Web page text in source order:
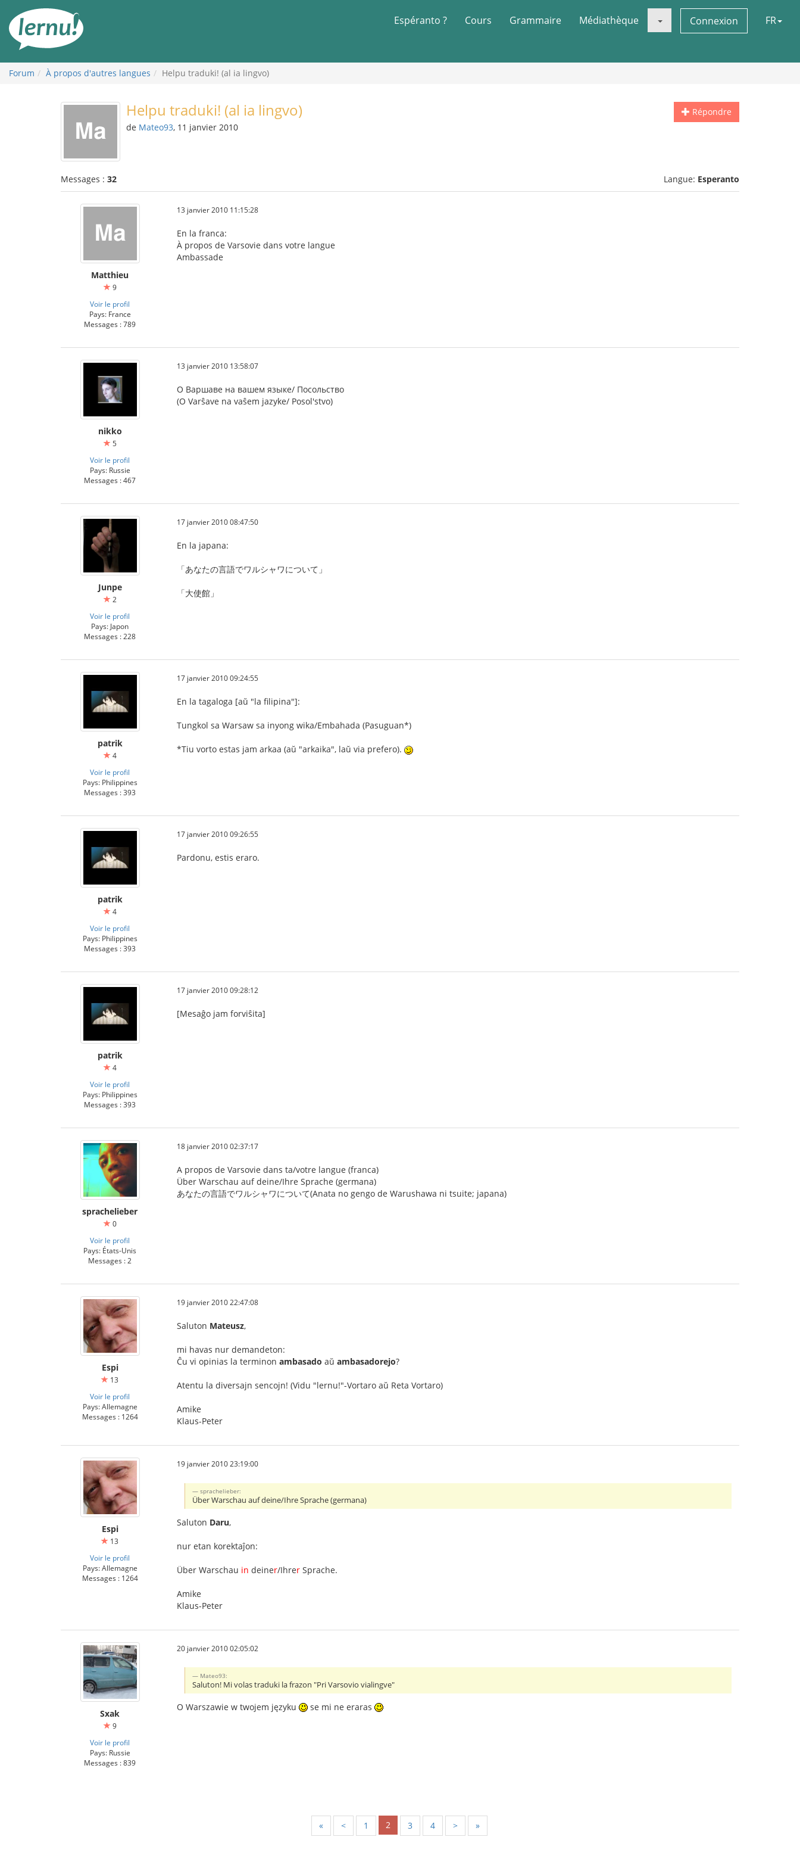
contenu
Espéranto ? Cours Grammaire Médiathèque Connexion FR
Forum À propos d'autres langues Helpu traduki! (al ia lingvo)
Répondre
Helpu traduki! (al ia lingvo)
de Mateo93, 11 janvier 2010
Messages : 32 Langue: Esperanto
Matthieu
9
Voir le profil
Pays: France
Messages : 789
13 janvier 2010 11:15:28
En la franca:
À propos de Varsovie dans votre langue
Ambassade
nikko
5
Voir le profil
Pays: Russie
Messages : 467
13 janvier 2010 13:58:07
О Варшаве на вашем языке/ Посольство
(O Varŝave na vaŝem jazyke/ Posol'stvo)
Junpe
2
Voir le profil
Pays: Japon
Messages : 228
17 janvier 2010 08:47:50
En la japana:
「あなたの言語でワルシャワについて」
「大使館」
patrik
4
Voir le profil
Pays: Philippines
Messages : 393
17 janvier 2010 09:24:55
En la tagaloga [aŭ "la filipina"]:
Tungkol sa Warsaw sa inyong wika/Embahada (Pasuguan*)
*Tiu vorto estas jam arkaa (aŭ "arkaika", laŭ via prefero).
patrik
4
Voir le profil
Pays: Philippines
Messages : 393
17 janvier 2010 09:26:55
Pardonu, estis eraro.
patrik
4
Voir le profil
Pays: Philippines
Messages : 393
17 janvier 2010 09:28:12
[Mesaĝo jam forviŝita]
sprachelieber
0
Voir le profil
Pays: États-Unis
Messages : 2
18 janvier 2010 02:37:17
A propos de Varsovie dans ta/votre langue (franca)
Über Warschau auf deine/Ihre Sprache (germana)
あなたの言語でワルシャワについて(Anata no gengo de Warushawa ni tsuite; japana)
Espi
13
Voir le profil
Pays: Allemagne
Messages : 1264
19 janvier 2010 22:47:08
Saluton Mateusz,
mi havas nur demandeton:
Ĉu vi opinias la terminon ambasado aŭ ambasadorejo?
Atentu la diversajn sencojn! (Vidu "lernu!"-Vortaro aŭ Reta Vortaro)
Amike
Klaus-Peter
Espi
13
Voir le profil
Pays: Allemagne
Messages : 1264
19 janvier 2010 23:19:00
sprachelieber:
Über Warschau auf deine/Ihre Sprache (germana)
Saluton Daru,
nur etan korektaĵon:
Über Warschau in deiner/Ihrer Sprache.
Amike
Klaus-Peter
Sxak
9
Voir le profil
Pays: Russie
Messages : 839
20 janvier 2010 02:05:02
Mateo93:
Saluton! Mi volas traduki la frazon "Pri Varsovio vialingve"
O Warszawie w twojem języku se mi ne eraras
« < 1 2 3 4 > »